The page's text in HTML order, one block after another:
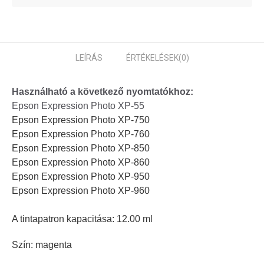
LEÍRÁS ÉRTÉKELÉSEK(0)
Használható a következő nyomtatókhoz:
Epson Expression Photo XP-55
Epson Expression Photo XP-750
Epson Expression Photo XP-760
Epson Expression Photo XP-850
Epson Expression Photo XP-860
Epson Expression Photo XP-950
Epson Expression Photo XP-960
A tintapatron kapacitása: 12.00 ml
Szín: magenta